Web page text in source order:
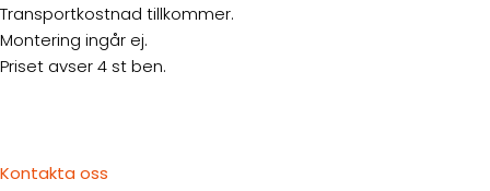
Transportkostnad tillkommer.
Montering ingår ej.
Priset avser 4 st ben.
Kontakta oss